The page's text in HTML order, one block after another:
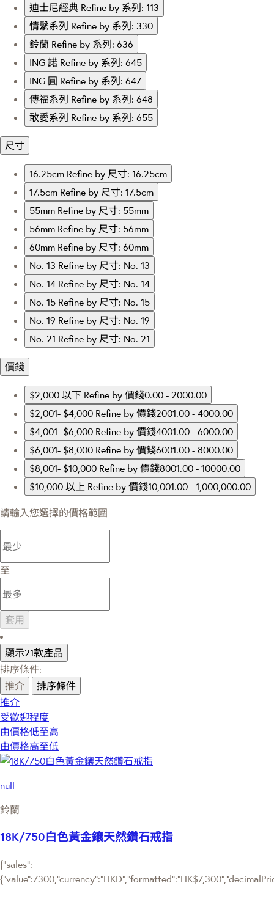
迪士尼經典 Refine by 系列: 113
情繫系列 Refine by 系列: 330
鈴蘭 Refine by 系列: 636
ING 諾 Refine by 系列: 645
ING 圓 Refine by 系列: 647
傳福系列 Refine by 系列: 648
敢愛系列 Refine by 系列: 655
尺寸
16.25cm Refine by 尺寸: 16.25cm
17.5cm Refine by 尺寸: 17.5cm
55mm Refine by 尺寸: 55mm
56mm Refine by 尺寸: 56mm
60mm Refine by 尺寸: 60mm
No. 13 Refine by 尺寸: No. 13
No. 14 Refine by 尺寸: No. 14
No. 15 Refine by 尺寸: No. 15
No. 19 Refine by 尺寸: No. 19
No. 21 Refine by 尺寸: No. 21
價錢
$2,000 以下 Refine by 價錢0.00 - 2000.00
$2,001- $4,000 Refine by 價錢2001.00 - 4000.00
$4,001- $6,000 Refine by 價錢4001.00 - 6000.00
$6,001- $8,000 Refine by 價錢6001.00 - 8000.00
$8,001- $10,000 Refine by 價錢8001.00 - 10000.00
$10,000 以上 Refine by 價錢10,001.00 - 1,000,000.00
請輸入您選擇的價格範圍
至
套用
顯示21款產品
排序條件:
推介
排序條件
推介
受歡迎程度
由價格低至高
由價格高至低
null
鈴蘭
18K/750白色黃金鑲天然鑽石戒指
{"sales":